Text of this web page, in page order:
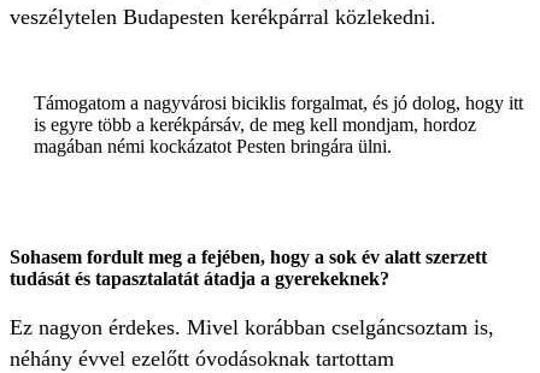
veszélytelen Budapesten kerékpárral közlekedni.
Támogatom a nagyvárosi biciklis forgalmat, és jó dolog, hogy itt
is egyre több a kerékpársáv, de meg kell mondjam, hordoz
magában némi kockázatot Pesten bringára ülni.
Sohasem fordult meg a fejében, hogy a sok év alatt szerzett
tudását és tapasztalatát átadja a gyerekeknek?
Ez nagyon érdekes. Mivel korábban cselgáncsoztam is,
néhány évvel ezelőtt óvodásoknak tartottam